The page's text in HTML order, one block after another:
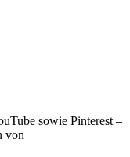
sowie Pinterest –
von